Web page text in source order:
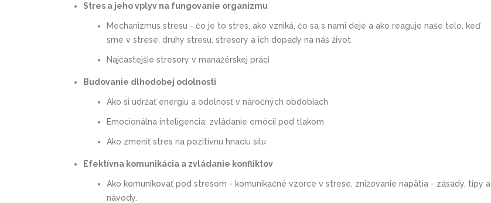
Stres a jeho vplyv na fungovanie organizmu
Mechanizmus stresu - čo je to stres, ako vzniká, čo sa s nami deje a ako reaguje naše telo, keď
sme v strese, druhy stresu, stresory a ich dopady na náš život
Najčastejšie stresory v manažérskej práci
Budovanie dlhodobej odolnosti
Ako si udržať energiu a odolnosť v náročných obdobiach
Emocionálna inteligencia: zvládanie emócií pod tlakom
Ako zmeniť stres na pozitívnu hnaciu silu
Efektívna komunikácia a zvládanie konfliktov
Ako komunikovať pod stresom - komunikačné vzorce v strese, znižovanie napätia - zásady, tipy a
návody.